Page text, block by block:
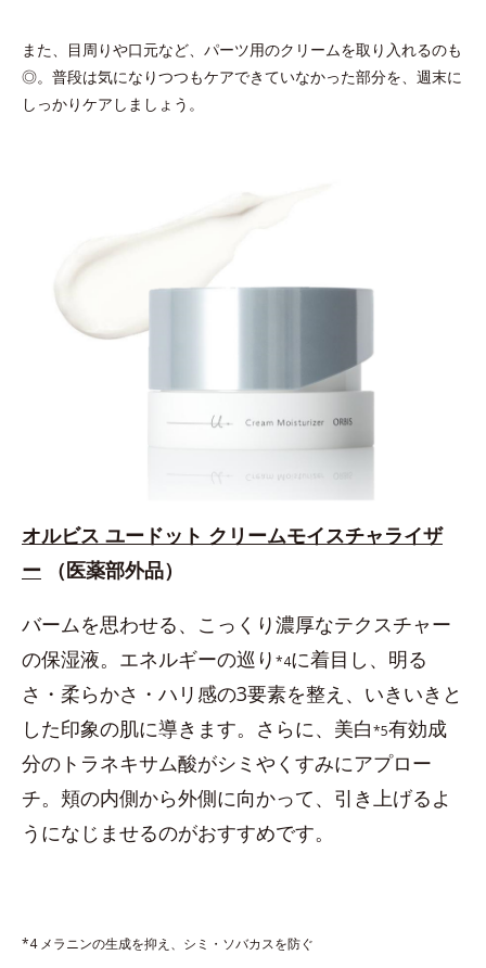
また、目周りや口元など、パーツ用のクリームを取り入れるのも
◎。普段は気になりつつもケアできていなかった部分を、週末に
しっかりケアしましょう。
オルビス ユードット クリームモイスチャライザ
ー （医薬部外品）
バームを思わせる、こっくり濃厚なテクスチャー
の保湿液。エネルギーの巡り *4に着目し、明る
さ・柔らかさ・ハリ感の3要素を整え、いきいきと
した印象の肌に導きます。さらに、美白*5有効成
分のトラネキサム酸がシミやくすみにアプロー
チ。頬の内側から外側に向かって、引き上げるよ
うになじませるのがおすすめです。
*4 メラニンの生成を抑え、シミ・ソバカスを防ぐ